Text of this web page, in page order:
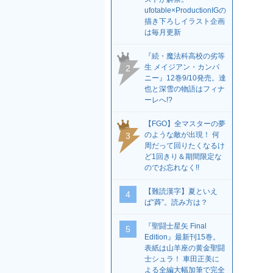
ufotable×ProductionIGの
描き下ろしイラスト企画
は毎月更新
2
『続・魔法科高校の劣等
生 メイジアン・カンパ
ニー』12巻9/10発売。達
也と深雪の物語はフィナ
ーレへ!?
3
【FGO】全マスターの夢
のような敵が出現！ 何
周だって回りたくなるけ
ど1回きり＆期間限定な
のでお忘れなく!!
4
【難読漢字】夏といえ
ば“蕣”。読み方は？
5
『聖闘士星矢 Final
Edition』最新刊15巻。
表紙は山羊座の黄金聖闘
士シュラ！ 車田正美に
よる全編大幅加筆で完全